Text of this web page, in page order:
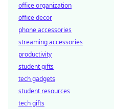
office organization
office decor
phone accessories
streaming accessories
productivity
student gifts
tech gadgets
student resources
tech gifts